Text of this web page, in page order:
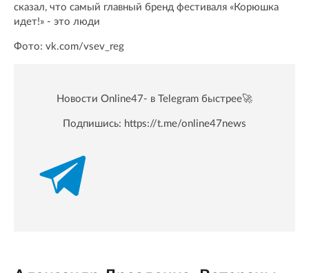
сказал, что самый главный бренд фестиваля «Корюшка
идет!» - это люди
Фото: vk.com/vsev_reg
Новости Online47- в Telegram быстрее🚀
Подпишись: https://t.me/online47news